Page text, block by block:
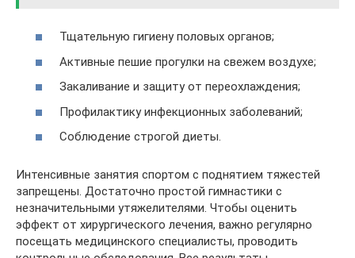
Тщательную гигиену половых органов;
Активные пешие прогулки на свежем воздухе;
Закаливание и защиту от переохлаждения;
Профилактику инфекционных заболеваний;
Соблюдение строгой диеты.
Интенсивные занятия спортом с поднятием тяжестей
запрещены. Достаточно простой гимнастики с
незначительными утяжелителями. Чтобы оценить
эффект от хирургического лечения, важно регулярно
посещать медицинского специалисты, проводить